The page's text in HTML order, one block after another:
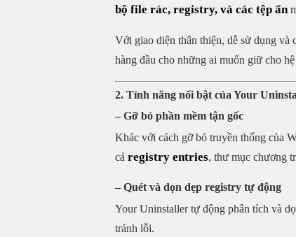
bộ file rác, registry, và các tệp ẩn
Với giao diện thân thiện, dễ sử dụng và
hàng đầu cho những ai muốn giữ cho
2. Tính năng nổi bật của Your
– Gỡ bỏ phần mềm tận gốc
Khác với cách gỡ bỏ truyền thống của
cả registry entries, thư mục chương
– Quét và dọn dẹp registry tự động
Your Uninstaller tự động phân tích và
tránh lỗi.